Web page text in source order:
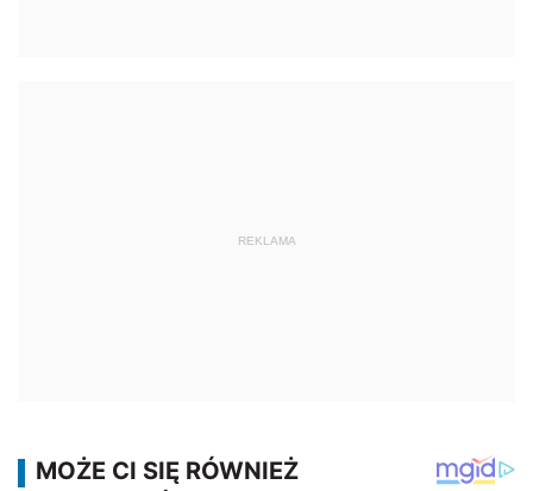
REKLAMA